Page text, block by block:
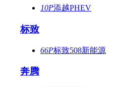
10P添越PHEV
标致
66P标致508新能源
奔腾